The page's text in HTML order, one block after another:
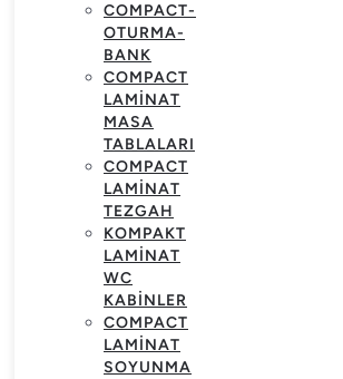
COMPACT-
OTURMA-
BANK
COMPACT
LAMINAT
MASA
TABLALARI
COMPACT
LAMINAT
TEZGAH
KOMPAKT
LAMINAT
WC
KABINLER
COMPACT
LAMINAT
SOYUNMA